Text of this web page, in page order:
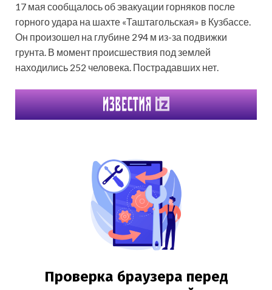
17 мая сообщалось об эвакуации горняков после
горного удара на шахте «Таштагольская» в Кузбассе.
Он произошел на глубине 294 м из-за подвижки
грунта. В момент происшествия под землей
находились 252 человека. Пострадавших нет.